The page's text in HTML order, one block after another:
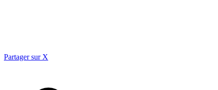
Partager sur X